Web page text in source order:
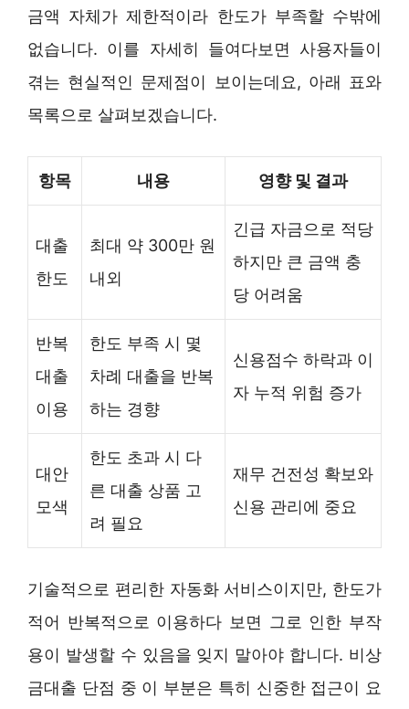
금액 자체가 제한적이라 한도가 부족할 수밖에
없습니다. 이를 자세히 들여다보면 사용자들이
겪는 현실적인 문제점이 보이는데요, 아래 표와
목록으로 살펴보겠습니다.
항목 내용 영향 및 결과
대출
한도
최대 약 300만 원
내외
긴급 자금으로 적당
하지만 큰 금액 충
당 어려움
반복
대출
이용
한도 부족 시 몇
차례 대출을 반복
하는 경향
신용점수 하락과 이
자 누적 위험 증가
대안
모색
한도 초과 시 다
른 대출 상품 고
려 필요
재무 건전성 확보와
신용 관리에 중요
기술적으로 편리한 자동화 서비스이지만, 한도가
적어 반복적으로 이용하다 보면 그로 인한 부작
용이 발생할 수 있음을 잊지 말아야 합니다. 비상
금대출 단점 중 이 부분은 특히 신중한 접근이 요